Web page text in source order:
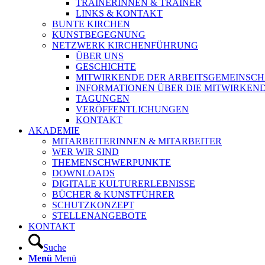
TRAINERINNEN & TRAINER
LINKS & KONTAKT
BUNTE KIRCHEN
KUNSTBEGEGNUNG
NETZWERK KIRCHENFÜHRUNG
ÜBER UNS
GESCHICHTE
MITWIRKENDE DER
INFORMATIONEN ÜBER DIE
TAGUNGEN
VERÖFFENTLICHUNGEN
KONTAKT
AKADEMIE
MITARBEITERINNEN & MITARBEITER
WER WIR SIND
THEMENSCHWERPUNKTE
DOWNLOADS
DIGITALE KULTURERLEBNISSE
BÜCHER & KUNSTFÜHRER
SCHUTZKONZEPT
STELLENANGEBOTE
KONTAKT
Suche
Menü Menü